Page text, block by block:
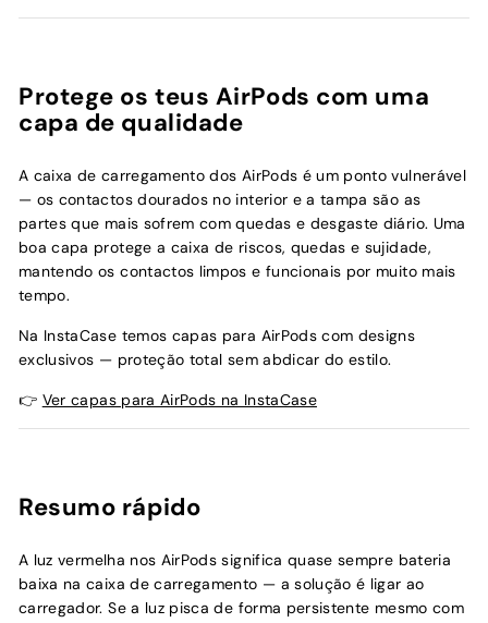
Protege os teus AirPods com uma
capa de qualidade
A caixa de carregamento dos AirPods é um ponto vulnerável
— os contactos dourados no interior e a tampa são as
partes que mais sofrem com quedas e desgaste diário. Uma
boa capa protege a caixa de riscos, quedas e sujidade,
mantendo os contactos limpos e funcionais por muito mais
tempo.
Na InstaCase temos capas para AirPods com designs
exclusivos — proteção total sem abdicar do estilo.
👉 Ver capas para AirPods na InstaCase
Resumo rápido
A luz vermelha nos AirPods significa quase sempre bateria
baixa na caixa de carregamento — a solução é ligar ao
carregador. Se a luz pisca de forma persistente mesmo com